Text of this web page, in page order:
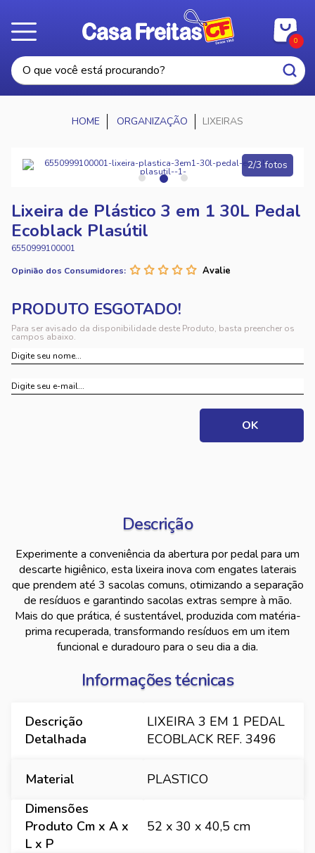
0
ORGANIZAÇÃO LIXEIRAS
2/3 fotos
Lixeira de Plástico 3 em 1 30L Pedal
Ecoblack Plasútil
6550999100001
Opinião dos Consumidores:
Para ser avisado da disponibilidade deste Produto, basta preencher os
campos abaixo.
Descrição
Experimente a conveniência da abertura por pedal para um
descarte higiênico, esta lixeira inova com engates laterais
que prendem até 3 sacolas comuns, otimizando a separação
de resíduos e garantindo sacolas extras sempre à mão.
Mais do que prática, é sustentável, produzida com matéria-
prima recuperada, transformando resíduos em um item
funcional e duradouro para o seu dia a dia.
Informações técnicas
Descrição
Detalhada
LIXEIRA 3 EM 1 PEDAL
ECOBLACK REF. 3496
Material
PLASTICO
Dimensões
Produto Cm x A x
L x P
52 x 30 x 40,5 cm